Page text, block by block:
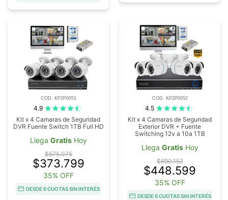
COD. KP2P0051
4.9
Kit x 4 Camaras de Seguridad
DVR Fuente Switch 1TB Full HD
Llega GratisHoy
$575.075
$373.799
35% OFF
DESDE 6 CUOTAS SIN INTERÉS
COD. KP2P0052
4.5
Kit x 4 Camaras de Seguridad
Exterior DVR + Fuente
Switching 12v a 10a 1TB
Llega GratisHoy
$690.152
$448.599
35% OFF
DESDE 6 CUOTAS SIN INTERÉS